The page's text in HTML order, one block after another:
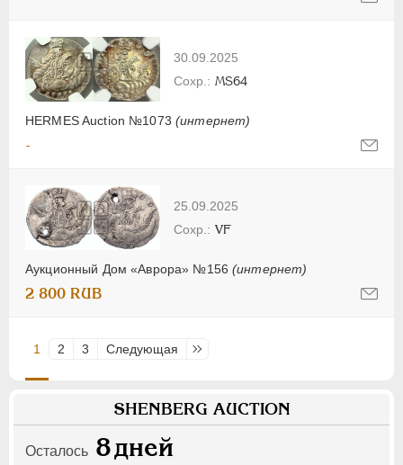
30.09.2025
HERMES Auction №1073 (интернет)
MS64
-
25.09.2025
Аукционный Дом «Аврора» №156(интернет)
VF
2 800 RUB
1 2 3 Следующая Последняя
SHENBERG AUCTION
Осталось 8дней